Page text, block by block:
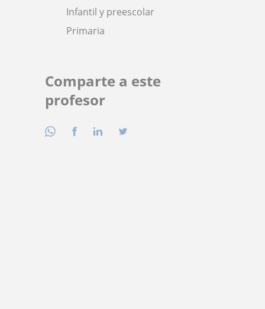
Infantil y preescolar
Primaria
Comparte a este
profesor